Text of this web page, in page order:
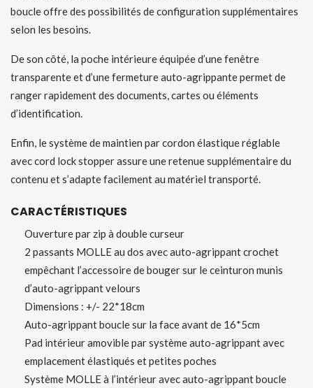
boucle offre des possibilités de configuration supplémentaires
selon les besoins.
De son côté, la poche intérieure équipée d’une fenêtre
transparente et d’une fermeture auto-agrippante permet de
ranger rapidement des documents, cartes ou éléments
d’identification.
Enfin, le système de maintien par cordon élastique réglable
avec cord lock stopper assure une retenue supplémentaire du
contenu et s’adapte facilement au matériel transporté.
CARACTÉRISTIQUES
Ouverture par zip à double curseur
2 passants MOLLE au dos avec auto-agrippant crochet
empêchant l’accessoire de bouger sur le ceinturon munis
d’auto-agrippant velours
Dimensions : +/- 22*18cm
Auto-agrippant boucle sur la face avant de 16*5cm
Pad intérieur amovible par système auto-agrippant avec
emplacement élastiqués et petites poches
Système MOLLE à l’intérieur avec auto-agrippant boucle